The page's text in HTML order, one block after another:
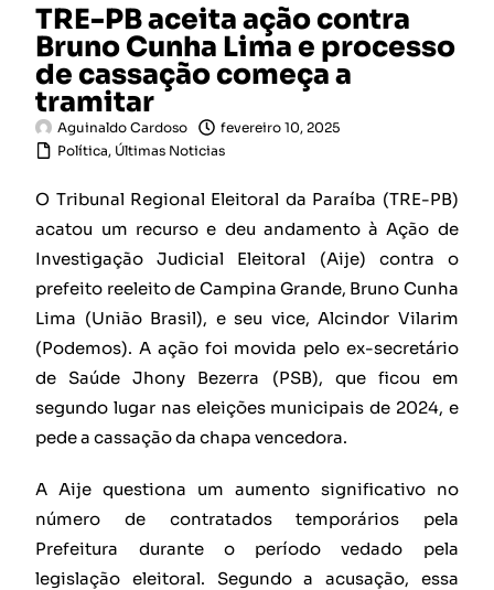
TRE-PB aceita ação contra
Bruno Cunha Lima e processo
de cassação começa a
tramitar
Aguinaldo Cardoso
fevereiro 10, 2025
Política, Últimas Noticias
O Tribunal Regional Eleitoral da Paraíba (TRE-PB)
acatou um recurso e deu andamento à Ação de
Investigação Judicial Eleitoral (Aije) contra o
prefeito reeleito de Campina Grande, Bruno Cunha
Lima (União Brasil), e seu vice, Alcindor Vilarim
(Podemos). A ação foi movida pelo ex-secretário
de Saúde Jhony Bezerra (PSB), que ficou em
segundo lugar nas eleições municipais de 2024, e
pede a cassação da chapa vencedora.
A Aije questiona um aumento significativo no
número de contratados temporários pela
Prefeitura durante o período vedado pela
legislação eleitoral. Segundo a acusação, essa